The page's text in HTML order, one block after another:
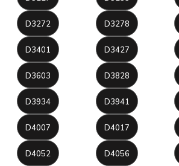
D3272 D3278
D3401 D3427
D3603 D3828
D3934 D3941
D4007 D4017
D4052 D4056